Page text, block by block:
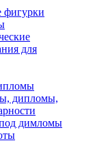
фигурки
для
дипломы,
димломы